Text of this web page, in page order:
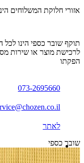
אזורי חלוקת המשלוחים
הפקתו
073-2695660
לאתר
שובר כספי